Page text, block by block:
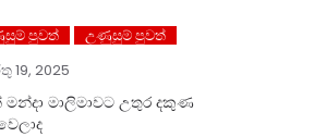
පුවත්
උණුසුම් පුවත්
19, 2025
මාලිමාවට උතුර දකුණ